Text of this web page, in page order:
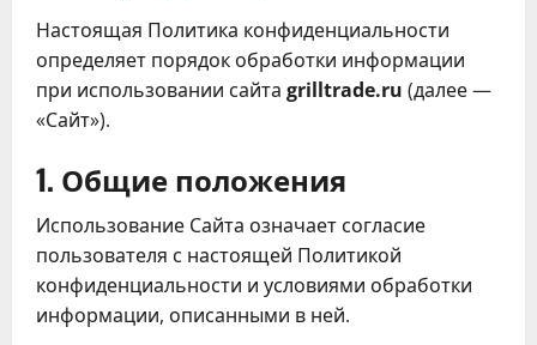
Настоящая Политика конфиденциальности
определяет порядок обработки информации
при использовании сайта grilltrade.ru (далее —
«Сайт»).
1. Общие положения
Использование Сайта означает согласие
пользователя с настоящей Политикой
конфиденциальности и условиями обработки
информации, описанными в ней.